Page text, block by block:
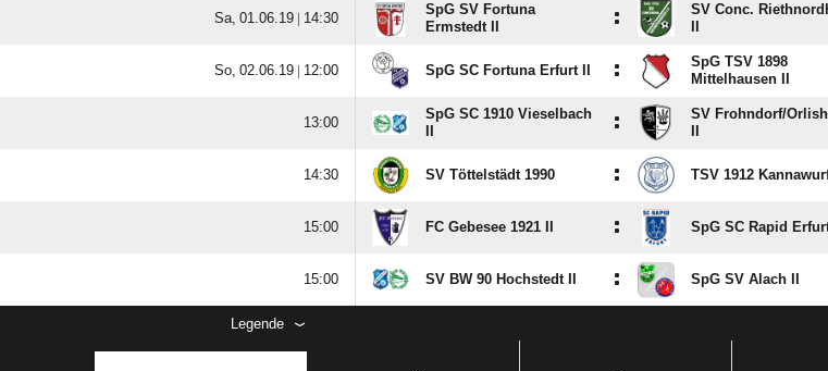
  | 
SpG SV Fortuna
Ermstedt II
:
SV Conc.
  |  SpG SC Fortuna Erfurt II :
SpG TSV 1898
Mittelhausen II

SpG SC 1910 Vieselbach
:
SV Frohndorf/​
 SV Töttelstädt 1990 : TSV 1912 Kannawurf
 FC Gebesee 1921 II : SpG SC Rapid Erfurt
 SV BW 90 Hochstedt II : SpG SV Alach II
Legende